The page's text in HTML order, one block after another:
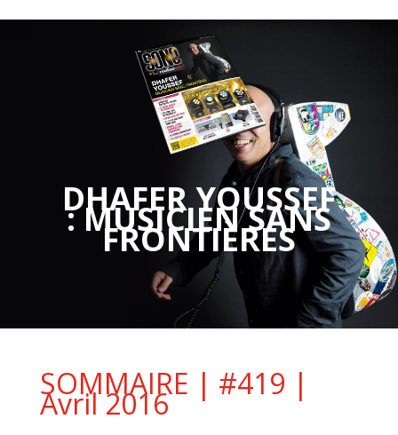
DHAFER YOUSSEF
: MUSICIEN SANS
FRONTIÈRES
SOMMAIRE | #419 |
Avril 2016